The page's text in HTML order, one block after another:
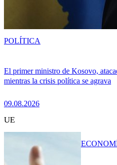
El primer ministro de Kosovo,
mientras la crisis política se agrava
09.08.2026
POLÍTICA
UE